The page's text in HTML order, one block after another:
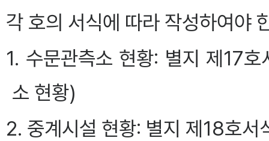
각 호의 서식에 따라 작성하여야
1. 수문관측소 현황: 별지 제17
소 현황)
2. 중계시설 현황: 별지 제18호서